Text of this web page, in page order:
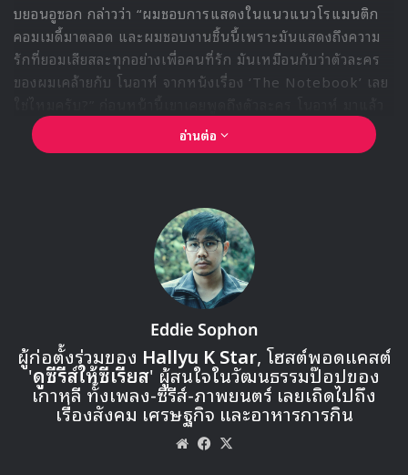
บยอนอูซอก กล่าวว่า “ผมชอบการแสดงในแนวแนวโรแมนติก
คอมเมดี้มาตลอด และผมชอบงานชิ้นนี้เพราะมันแสดงถึงความ
รักที่ยอมเสียสละทุกอย่างเพื่อคนที่รัก มันเหมือนกับว่าตัวละคร
ของผมเคล้ายกับ โนอาห์ จากหนังเรื่อง ‘The Notebook’ เลย
ครั้งหนึ่งในสัมภาษณ์สำหรับภาพยนตร์ Netflix ‘20th
Century Girl’ ในปี 2022 ซึ่งเป็นตัวละครที่เขาชื่นชอบ
🎙GYUBIN ปลื้มเมืองไทยขนาดไหน? ถึงกลับมาถ่าย
MV เพลงใหม่ LIKE U 100 ที่กรุงเทพ
อ่านต่อ
Eddie Sophon
ผู้ก่อตั้งร่วมของ Hallyu K Star, โฮสต์พอดแคสต์
'ดูซีรีส์ให้ซีเรียส' ผู้สนใจในวัฒนธรรมป๊อปของ
เกาหลี ทั้งเพลง-ซีรีส์-ภาพยนตร์ เลยเถิดไปถึง
เรื่องสังคม เศรษฐกิจ และอาหารการกิน
WebsiteFacebook